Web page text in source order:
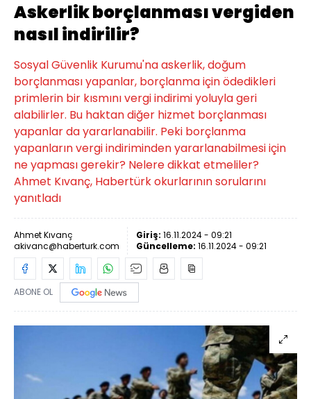
Askerlik borçlanması vergiden
nasıl indirilir?
Sosyal Güvenlik Kurumu'na askerlik, doğum
borçlanması yapanlar, borçlanma için ödedikleri
primlerin bir kısmını vergi indirimi yoluyla geri
alabilirler. Bu haktan diğer hizmet borçlanması
yapanlar da yararlanabilir. Peki borçlanma
yapanların vergi indiriminden yararlanabilmesi için
ne yapması gerekir? Nelere dikkat etmeliler?
Ahmet Kıvanç, Habertürk okurlarının sorularını
yanıtladı
Ahmet Kıvanç
akivanc@haberturk.com
Giriş: 16.11.2024 - 09:21
Güncelleme: 16.11.2024 - 09:21
ABONE OL